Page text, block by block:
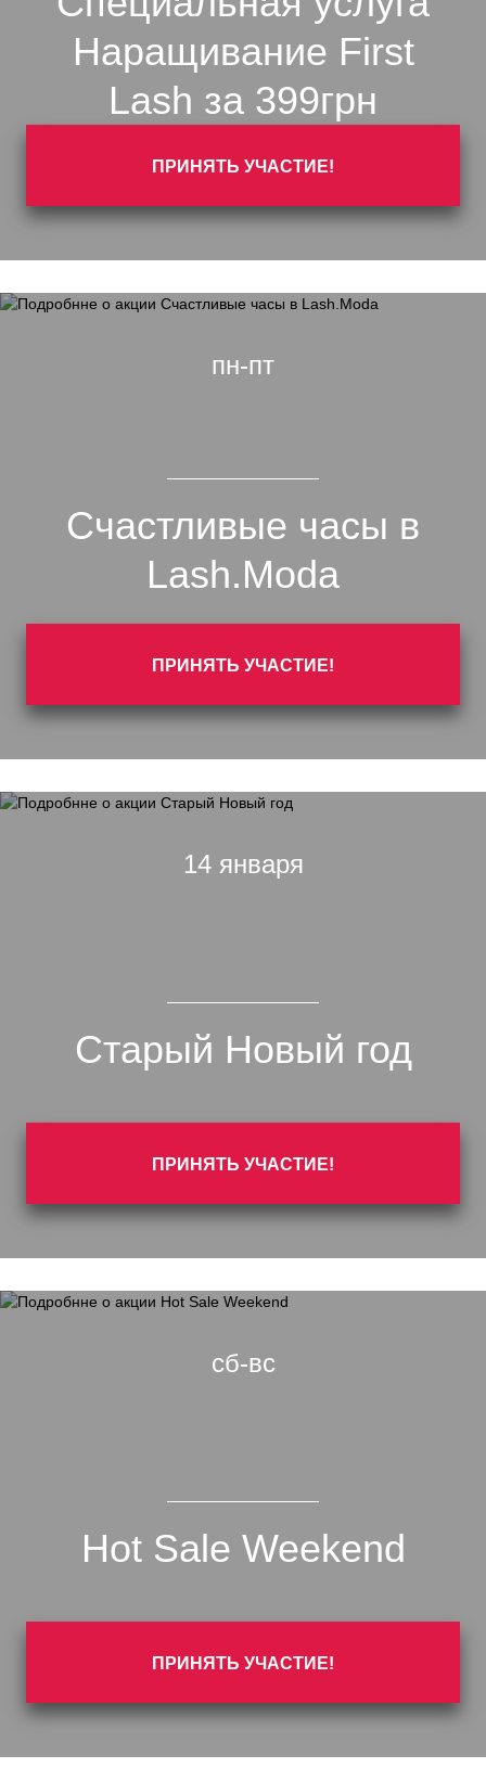
Наращивание First
Lash за 399грн
ПРИНЯТЬ УЧАСТИЕ!
Счастливые часы в
Lash.Moda
пн-пт
ПРИНЯТЬ УЧАСТИЕ!
Старый Новый год
14 января
ПРИНЯТЬ УЧАСТИЕ!
Hot Sale Weekend
сб-вс
ПРИНЯТЬ УЧАСТИЕ!